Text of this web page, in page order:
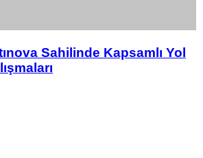
Sahilinde Kapsamlı Yol